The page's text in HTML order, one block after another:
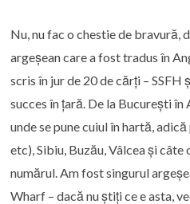
Nu, nu fac o chestie de bravură,
argeșean care a fost tradus în
scris în jur de 20 de cărți – SSFH
succes în țară. De la București
unde se pune cuiul în hartă,
etc), Sibiu, Buzău, Vâlcea și
numărul. Am fost singurul
Wharf – dacă nu știți ce e asta,